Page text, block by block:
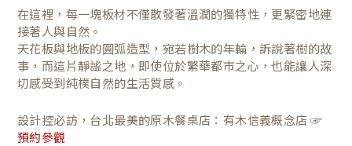
在這裡，每一塊板材不僅散發著溫潤的獨特性，更緊密地連
接著人與自然。
天花板與地板的圓弧造型，宛若樹木的年輪，訴說著樹的故
事，而這片靜謐之地，即使位於繁華都市之心，也能讓人深
切感受到純樸自然的生活質感。
設計控必訪，台北最美的原木餐桌店：有木信義概念店 ☞
預約參觀